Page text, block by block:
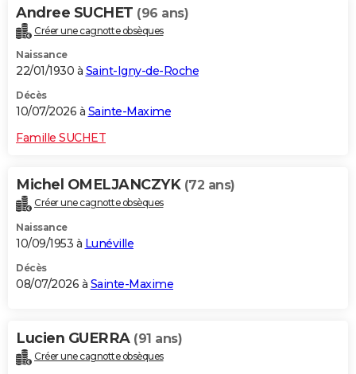
Andree SUCHET (96 ans)
Créer une cagnotte obsèques
Naissance
22/01/1930 à Saint-Igny-de-Roche
Décès
10/07/2026 à Sainte-Maxime
Famille SUCHET
Michel OMELJANCZYK (72 ans)
Créer une cagnotte obsèques
Naissance
10/09/1953 à Lunéville
Décès
08/07/2026 à Sainte-Maxime
Lucien GUERRA (91 ans)
Créer une cagnotte obsèques